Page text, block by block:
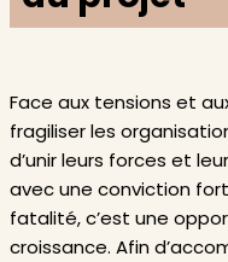
Face aux tensions et
fragiliser les
d’unir leurs forces et
avec une conviction
fatalité, c’est une
croissance. Afin